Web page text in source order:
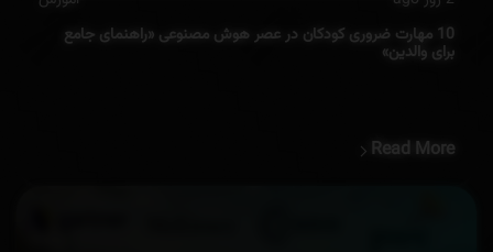
10 مهارت‌ ضروری کودکان در عصر هوش مصنوعی «راهنمای جامع
برای والدین»
Read More